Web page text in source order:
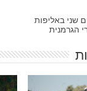
שני באליפות
הגרמנית